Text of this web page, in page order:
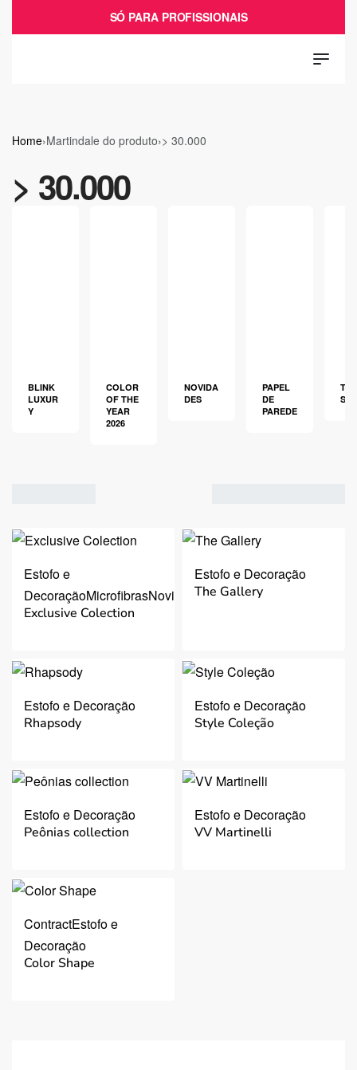
SÓ PARA PROFISSIONAIS
Home›Martindale do produto›> 30.000
> 30.000
BLINK
LUXUR
Y
COLOR
OF THE
YEAR
2026
NOVIDA
DES
PAPEL
DE
PAREDE
S
3
4
Filtro
Estofo e
DecoraçãoMicrofibrasNovidades
Exclusive Colection
Estofo e Decoração
The Gallery
Estofo e Decoração
Rhapsody
Estofo e Decoração
Style Coleção
Estofo e Decoração
Peônias collection
Estofo e Decoração
VV Martinelli
ContractEstofo e
Decoração
Color Shape